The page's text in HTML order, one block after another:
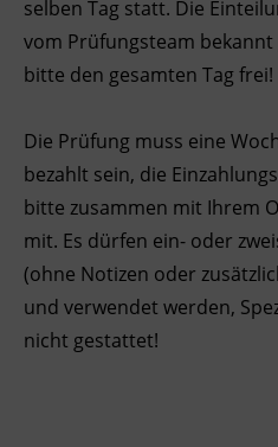
Ingenieurzertifizierung
Deutsch und Integration
Digitales Lernen
BFI Reutte
selben Tag statt. Die
vom Prüfungsteam bekannt
bitte den gesamten Tag frei!
Die Prüfung muss eine
bezahlt sein, die
bitte zusammen mit Ihrem
mit. Es dürfen ein- oder
(ohne Notizen oder
und verwendet werden,
nicht gestattet!